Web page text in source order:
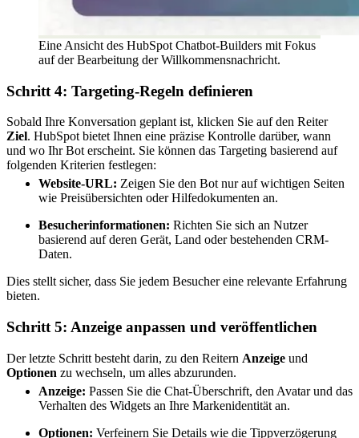
Eine Ansicht des HubSpot Chatbot-Builders mit Fokus
auf der Bearbeitung der Willkommensnachricht.
Schritt 4: Targeting-Regeln definieren
Sobald Ihre Konversation geplant ist, klicken Sie auf den Reiter
Ziel. HubSpot bietet Ihnen eine präzise Kontrolle darüber, wann
und wo Ihr Bot erscheint. Sie können das Targeting basierend auf
folgenden Kriterien festlegen:
Website-URL: Zeigen Sie den Bot nur auf wichtigen Seiten
wie Preisübersichten oder Hilfedokumenten an.
Besucherinformationen: Richten Sie sich an Nutzer
basierend auf deren Gerät, Land oder bestehenden CRM-
Daten.
Dies stellt sicher, dass Sie jedem Besucher eine relevante Erfahrung
bieten.
Schritt 5: Anzeige anpassen und veröffentlichen
Der letzte Schritt besteht darin, zu den Reitern Anzeige und
Optionen zu wechseln, um alles abzurunden.
Anzeige: Passen Sie die Chat-Überschrift, den Avatar und das
Verhalten des Widgets an Ihre Markenidentität an.
Optionen: Verfeinern Sie Details wie die Tippverzögerung